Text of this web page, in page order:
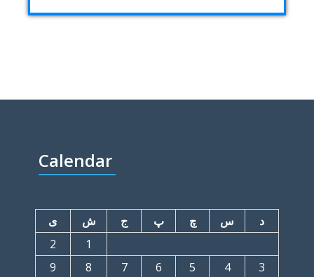
Calendar
د س چ پ ج ش
ی
1
2
3
4
5
6
7
8
9